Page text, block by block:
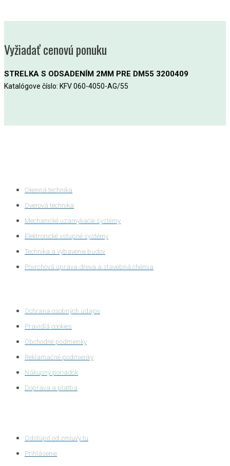
Vyžiadať cenovú ponuku
STRELKA S ODSADENÍM 2MM PRE DM55 3200409
Katalógove číslo: KFV 060-4050-AG/55
Okenná technika
Dverová technika
Mechanické uzamykacie systémy
Elektronické vstupné systémy
Technika a vybavenie budov
Povrchová úprava dreva a stavebná chémia
Ochrana osobných údajov
Pravidlá cookies
Obchodné podmienky
Reklamačné podmienky
Nákupný poriadok
Doprava a platba
Odstúpiť od zmluvy tu
Prihlásenie